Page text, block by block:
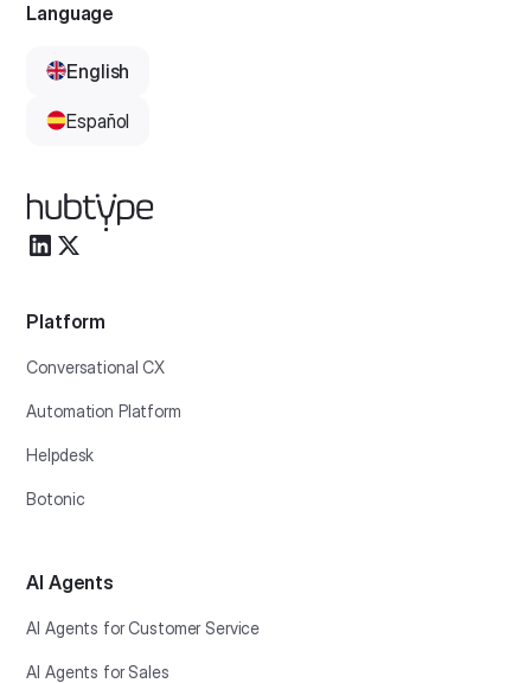
tools; to communicate, it must respect security guardrails;
Platform
Conversational CX
Automation Platform
Helpdesk
Botonic
AI Agents
AI Agents for Customer Service
AI Agents for Sales
Language
English
Español